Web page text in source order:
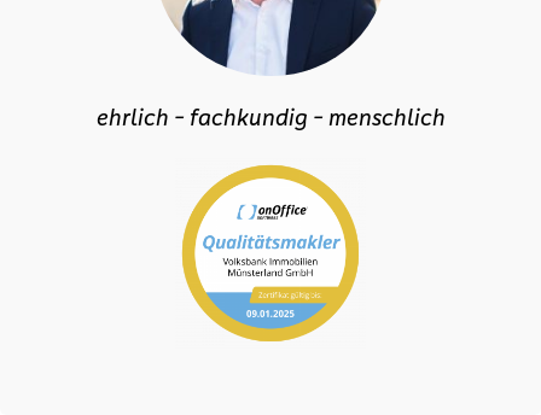
ehrlich - fachkundig - menschlich